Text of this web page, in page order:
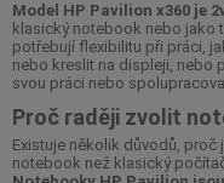
Model HP Pavilion x360 je
klasický notebook nebo jako
potřebují flexibilitu při práci,
nebo kreslit na displeji, nebo
svou práci nebo
Proč raději zvolit
Existuje několik důvodů, proč
notebook než klasický